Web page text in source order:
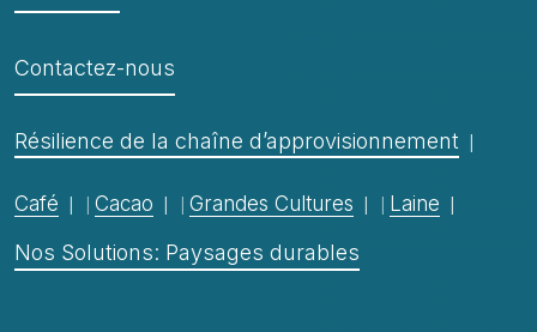
Contactez-nous
Résilience de la chaîne d’approvisionnement
Café Cacao Grandes Cultures Laine
Nos Solutions: Paysages durables